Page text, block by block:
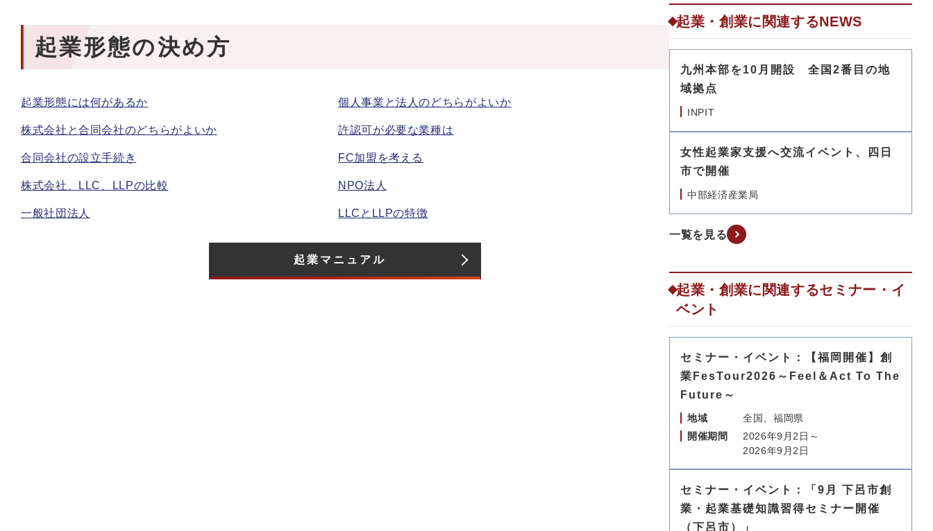
起業形態の決め方
起業形態には何があるか 個人事業と法人のどちらがよいか
株式会社と合同会社のどちらがよいか 許認可が必要な業種は
合同会社の設立手続き FC加盟を考える
株式会社、LLC、LLPの比較 NPO法人
一般社団法人 LLCとLLPの特徴
起業マニュアル​
起業・創業に関連するNEWS
九州本部を10月開設 全国2番目の地
域拠点
INPIT
女性起業家支援へ交流イベント、四日
市で開催
中部経済産業局
一覧を見る
起業・創業に関連するセミナー・イ
ベント
セミナー・イベント：【福岡開催】創
業FesTour2026～Feel＆Act To The
Future～
地域
全国、福岡県
開催期間
2026年9月2日～
2026年9月2日
セミナー・イベント：「9月 下呂市創
業・起業基礎知識習得セミナー開催
（下呂市）」